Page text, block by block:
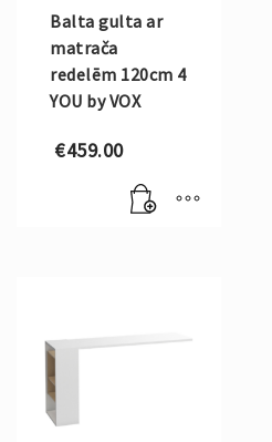
Balta gulta ar
matrača
redelēm 120cm 4
YOU by VOX
€459.00